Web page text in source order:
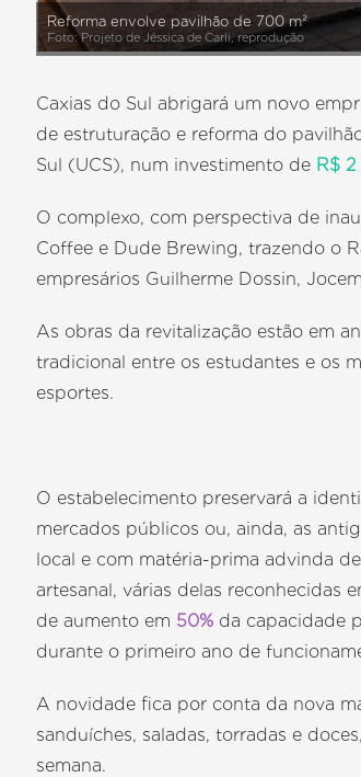
Reforma envolve pavilhão de 700 m²
Foto: Projeto de Jéssica de Carli, reprodução
Caxias do Sul abrigará um novo
de estruturação e reforma do
Sul (UCS), num investimento de R$ 2
O complexo, com perspectiva de
Coffee e Dude Brewing, trazendo o
empresários Guilherme Dossin,
As obras da revitalização estão em
tradicional entre os estudantes e os
esportes.
O estabelecimento preservará a
mercados públicos ou, ainda, as
local e com matéria-prima advinda
artesanal, várias delas reconhecidas
de aumento em 50% da capacidade
durante o primeiro ano de
A novidade fica por conta da nova
sanduíches, saladas, torradas e
semana.